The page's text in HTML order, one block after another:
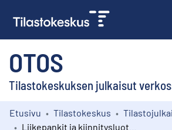
OTOS
Tilastokeskuksen julkaisut
Kokoelmat
Etusivu Tilastokeskus